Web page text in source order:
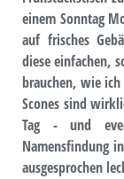
einem Sonntag
auf frisches
diese einfachen,
brauchen, wie
Scones sind
Tag - und
Namensfindung
ausgesprochen